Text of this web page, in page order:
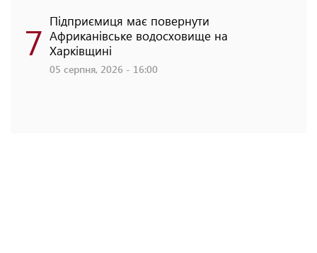
7 Підприємиця має повернути
Африканівське водосховище на
Харківщині
05 серпня, 2026 - 16:00